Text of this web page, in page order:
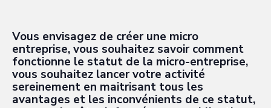
Vous envisagez de créer une micro
entreprise, vous souhaitez savoir comment
fonctionne le statut de la micro-entreprise,
vous souhaitez lancer votre activité
sereinement en maitrisant tous les
avantages et les inconvénients de ce statut,